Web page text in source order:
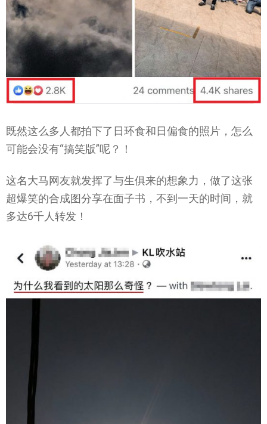
既然这么多人都拍下了日环食和日偏食的照片，怎么
可能会没有“搞笑版”呢？！
这名大马网友就发挥了与生俱来的想象力，做了这张
超爆笑的合成图分享在面子书，不到一天的时间，就
多达6千人转发！